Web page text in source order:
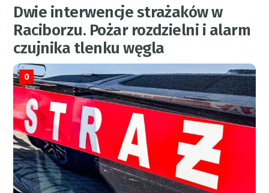
Dwie interwencje strażaków w
Raciborzu. Pożar rozdzielni i alarm
czujnika tlenku węgla
0